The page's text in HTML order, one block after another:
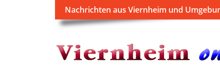
Nachrichten aus Viernheim und